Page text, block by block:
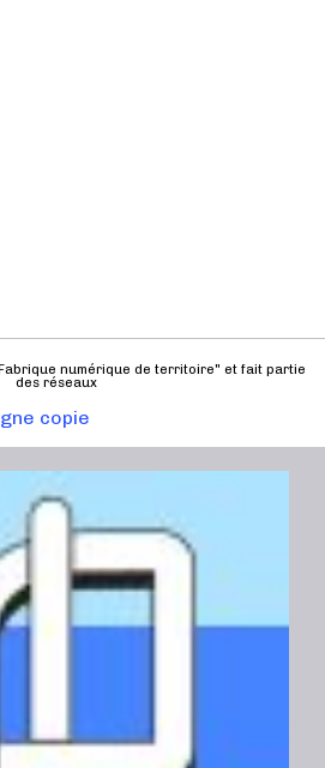
numérique de territoire" et fait partie
des réseaux